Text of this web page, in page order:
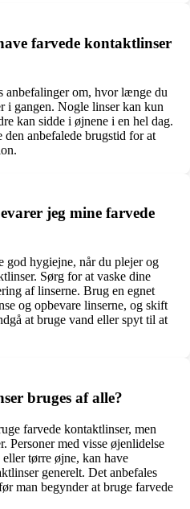
farvede kontaktlinser
anbefalinger om, hvor længe du
i gangen. Nogle linser kan kun
kan sidde i øjnene i en hel dag.
anbefalede brugstid for at
jeg mine farvede
god hygiejne, når du plejer og
Sørg for at vaske dine
af linserne. Brug en egnet
og opbevare linserne, og skift
at bruge vand eller spyt til at
bruges af alle?
farvede kontaktlinser, men
Personer med visse øjenlidelse
tørre øjne, kan have
generelt. Det anbefales
man begynder at bruge farvede